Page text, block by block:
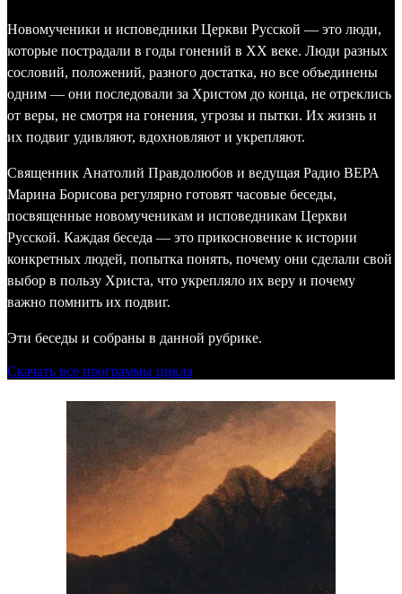
Новомученики и исповедники Церкви Русской — это люди,
которые пострадали в годы гонений в ХХ веке. Люди разных
сословий, положений, разного достатка, но все объединены
одним — они последовали за Христом до конца, не отреклись
от веры, не смотря на гонения, угрозы и пытки. Их жизнь и
их подвиг удивляют, вдохновляют и укрепляют.
Священник Анатолий Правдолюбов и ведущая Радио ВЕРА
Марина Борисова регулярно готовят часовые беседы,
посвященные новомученикам и исповедникам Церкви
Русской. Каждая беседа — это прикосновение к истории
конкретных людей, попытка понять, почему они сделали свой
выбор в пользу Христа, что укрепляло их веру и почему
важно помнить их подвиг.
Эти беседы и собраны в данной рубрике.
Скачать все программы цикла